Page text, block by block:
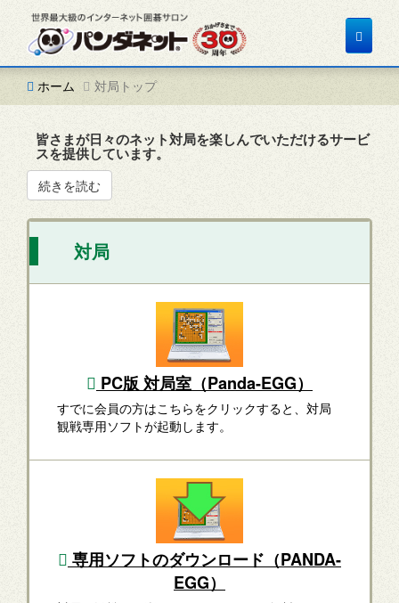
Toggle
ホーム
対局トップ
皆さまが日々のネット対局を楽しんでいただけるサービ
スを提供しています。
続きを読む
対局
PC版 対局室（Panda-EGG）
すでに会員の方はこちらをクリックすると、対局
観戦専用ソフトが起動します。
専用ソフトのダウンロード（PANDA-
EGG）